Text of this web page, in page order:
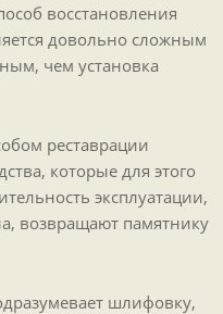
восстановления
довольно сложным
чем установка
реставрации
которые для этого
эксплуатации,
возвращают памятнику
шлифовку,